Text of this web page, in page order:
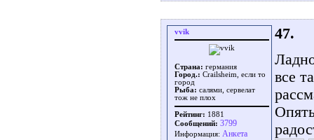
vvik
Страна: германия
Город.: Crailsheim, если то
город
Рыба: салями, сервелат
тож не плох
Рейтинг: 1881
Сообщений: 3799
Информация: Aнкета
47.
все